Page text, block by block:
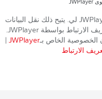
JWPlayer
لي. يتيح ذلك نقل البيانات
الارتباط بواسطة JWPlayer
.
الخصوصية الخاص بـJWPlayer
الارتباط